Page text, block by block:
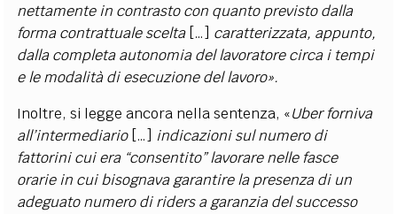
nettamente in contrasto con quanto previsto dalla
forma contrattuale scelta[…] caratterizzata, appunto,
dalla completa autonomia del lavoratore circa i tempi
e le modalità di esecuzione del lavoro».
Inoltre, si legge ancora nella sentenza, «Uber forniva
all’intermediario[…] indicazioni sul numero di
fattorini cui era “consentito” lavorare nelle fasce
orarie in cui bisognava garantire la presenza di un
adeguato numero di riders a garanzia del successo